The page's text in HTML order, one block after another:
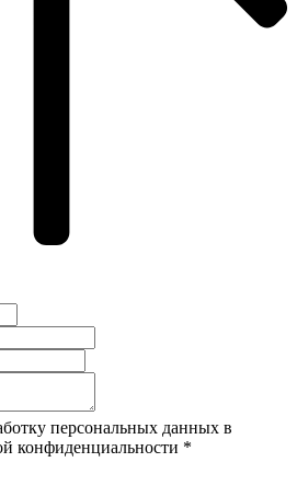
персональных данных в
конфиденциальности *